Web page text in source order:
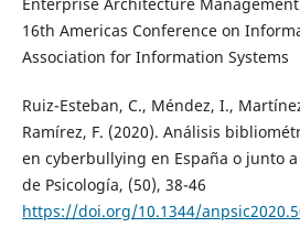
16th Americas Conference on
Association for Information Systems
Ruiz-Esteban, C., Méndez, I.,
Ramírez, F. (2020). Análisis
en cyberbullying en España o junto
de Psicología, (50), 38-46
https://doi.org/10.1344/